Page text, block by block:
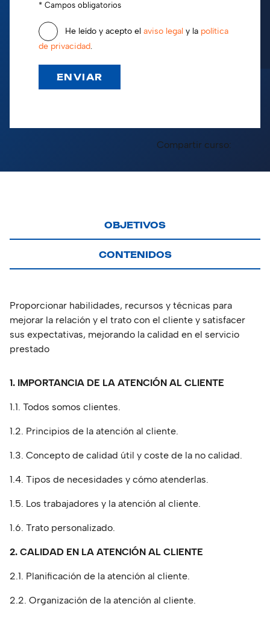
* Campos obligatorios
He leído y acepto el aviso legal y la política
de privacidad.
Compartir curso:
OBJETIVOS
CONTENIDOS
Proporcionar habilidades, recursos y técnicas para
mejorar la relación y el trato con el cliente y satisfacer
sus expectativas, mejorando la calidad en el servicio
prestado
1. IMPORTANCIA DE LA ATENCIÓN AL CLIENTE
1.1. Todos somos clientes.
1.2. Principios de la atención al cliente.
1.3. Concepto de calidad útil y coste de la no calidad.
1.4. Tipos de necesidades y cómo atenderlas.
1.5. Los trabajadores y la atención al cliente.
1.6. Trato personalizado.
2. CALIDAD EN LA ATENCIÓN AL CLIENTE
2.1. Planificación de la atención al cliente.
2.2. Organización de la atención al cliente.